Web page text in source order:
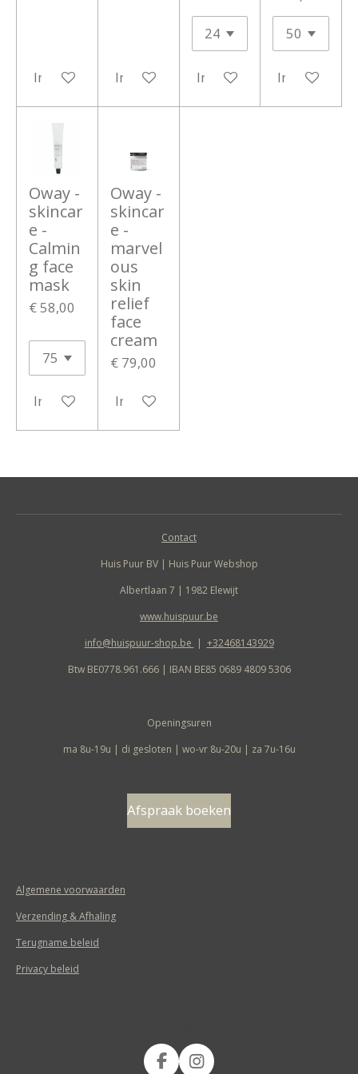
In winkelwagenIn winkelwagenIn winkelwagenIn
Oway -
skincar
e -
Calmin
g face
mask
€ 58,00
In winkelwagen
Oway -
skincar
e -
marvel
ous
skin
relief
face
cream
€ 79,00
In winkelwagen
Contact
Huis Puur BV | Huis Puur Webshop
Albertlaan 7 | 1982 Elewijt
www.huispuur.be
info@huispuur-shop.be | +32468143929
Btw BE0778.961.666 | IBAN BE85 0689 4809 5306
Openingsuren
ma 8u-19u | di gesloten | wo-vr 8u-20u | za 7u-16u
Afspraak boeken
Algemene voorwaarden
Verzending & Afhaling
Terugname beleid
Privacy beleid
F
I